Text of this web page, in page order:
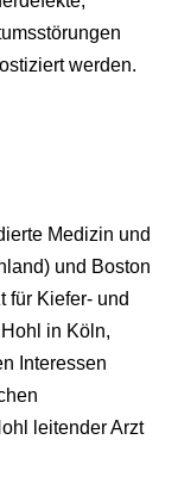
werden.
Medizin und
und Boston
für Kiefer- und
in Köln,
Interessen
leitender Arzt